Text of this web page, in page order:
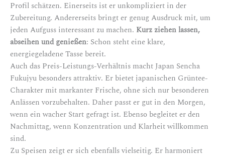
Profil schätzen. Einerseits ist er unkompliziert in der
Zubereitung. Andererseits bringt er genug Ausdruck mit, um
jeden Aufguss interessant zu machen. Kurz ziehen lassen,
abseihen und genießen: Schon steht eine klare,
energiegeladene Tasse bereit.
Auch das Preis-Leistungs-Verhältnis macht Japan Sencha
Fukujyu besonders attraktiv. Er bietet japanischen Grüntee-
Charakter mit markanter Frische, ohne sich nur besonderen
Anlässen vorzubehalten. Daher passt er gut in den Morgen,
wenn ein wacher Start gefragt ist. Ebenso begleitet er den
Nachmittag, wenn Konzentration und Klarheit willkommen
sind.
Zu Speisen zeigt er sich ebenfalls vielseitig. Er harmoniert